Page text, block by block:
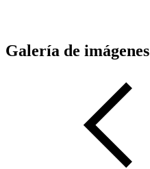
Galería de imágenes